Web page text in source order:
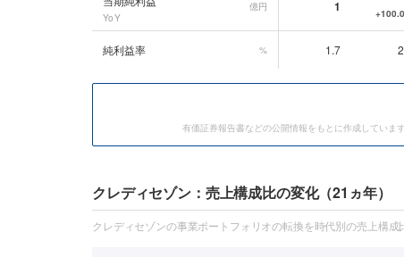
YoY
億円 1
純利益率 % 1.7
有価証券報告書などの公開情報をもとに作成していま
クレディセゾン：売上構成比の変化（21ヵ年）
クレディセゾンの事業ポートフォリオの転換を時代別の売上構成